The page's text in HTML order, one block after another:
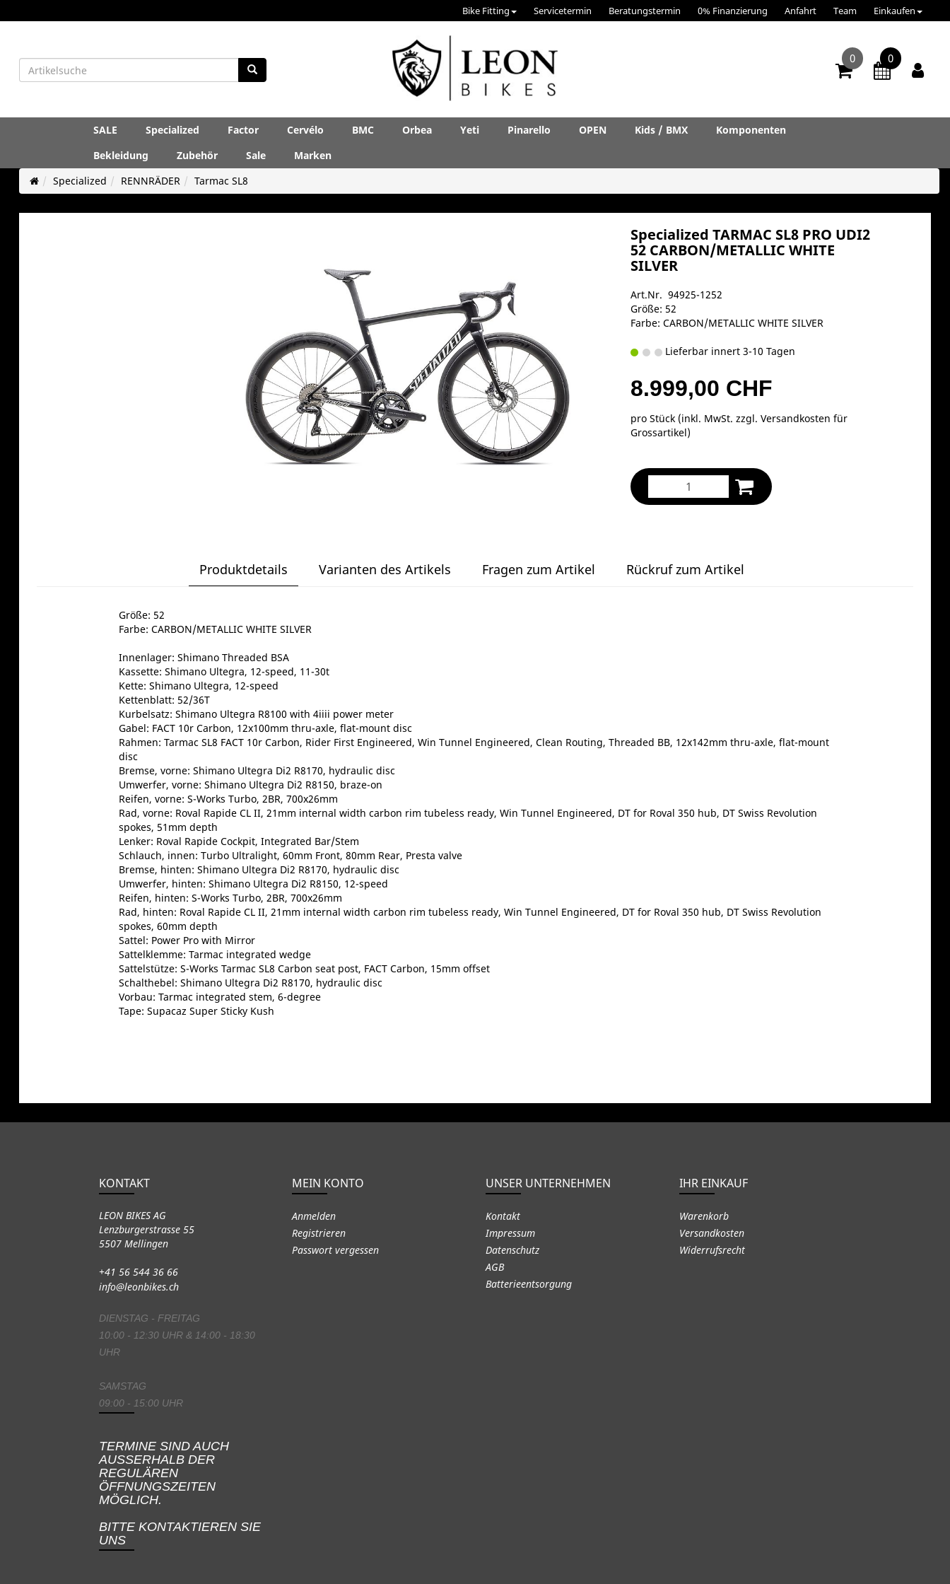
Bike Fitting Servicetermin Beratungstermin 0% Finanzierung Anfahrt Team Einkaufen
0 0
SALE Specialized Factor Cervélo BMC Orbea Yeti Pinarello OPEN Kids / BMX
Komponenten
Bekleidung
Zubehör Sale
Marken
Specialized
RENNRÄDER Tarmac SL8
Specialized TARMAC SL8 PRO UDI2
52 CARBON/METALLIC WHITE
SILVER
Art.Nr. 94925-1252
Größe: 52
Farbe: CARBON/METALLIC WHITE SILVER
Lieferbar innert 3-10 Tagen
8.999,00 CHF
pro Stück (inkl. MwSt. zzgl.Versandkosten für
Grossartikel)
Produktdetails Varianten des Artikels Fragen zum Artikel Rückruf zum Artikel
Größe: 52
Farbe: CARBON/METALLIC WHITE SILVER
Innenlager: Shimano Threaded BSA
Kassette: Shimano Ultegra, 12-speed, 11-30t
Kette: Shimano Ultegra, 12-speed
Kettenblatt: 52/36T
Kurbelsatz: Shimano Ultegra R8100 with 4iiii power meter
Gabel: FACT 10r Carbon, 12x100mm thru-axle, flat-mount disc
Rahmen: Tarmac SL8 FACT 10r Carbon, Rider First Engineered, Win Tunnel Engineered, Clean Routing, Threaded BB, 12x142mm thru-axle, flat-mount
disc
Bremse, vorne: Shimano Ultegra Di2 R8170, hydraulic disc
Umwerfer, vorne: Shimano Ultegra Di2 R8150, braze-on
Reifen, vorne: S-Works Turbo, 2BR, 700x26mm
Rad, vorne: Roval Rapide CL II, 21mm internal width carbon rim tubeless ready, Win Tunnel Engineered, DT for Roval 350 hub, DT Swiss Revolution
spokes, 51mm depth
Lenker: Roval Rapide Cockpit, Integrated Bar/Stem
Schlauch, innen: Turbo Ultralight, 60mm Front, 80mm Rear, Presta valve
Bremse, hinten: Shimano Ultegra Di2 R8170, hydraulic disc
Umwerfer, hinten: Shimano Ultegra Di2 R8150, 12-speed
Reifen, hinten: S-Works Turbo, 2BR, 700x26mm
Rad, hinten: Roval Rapide CL II, 21mm internal width carbon rim tubeless ready, Win Tunnel Engineered, DT for Roval 350 hub, DT Swiss Revolution
spokes, 60mm depth
Sattel: Power Pro with Mirror
Sattelklemme: Tarmac integrated wedge
Sattelstütze: S-Works Tarmac SL8 Carbon seat post, FACT Carbon, 15mm offset
Schalthebel: Shimano Ultegra Di2 R8170, hydraulic disc
Vorbau: Tarmac integrated stem, 6-degree
Tape: Supacaz Super Sticky Kush
KONTAKT
LEON BIKES AG
Lenzburgerstrasse 55
5507 Mellingen
+41 56 544 36 66
info@leonbikes.ch
DIENSTAG - FREITAG
10:00 - 12:30 UHR & 14:00 - 18:30
UHR
SAMSTAG
09:00 - 15:00 UHR
TERMINE SIND AUCH
AUSSERHALB DER
REGULÄREN
ÖFFNUNGSZEITEN
MÖGLICH.
BITTE KONTAKTIEREN SIE
UNS
MEIN KONTO
Anmelden
Registrieren
Passwort vergessen
UNSER UNTERNEHMEN
Kontakt
Impressum
Datenschutz
AGB
Batterieentsorgung
IHR EINKAUF
Warenkorb
Versandkosten
Widerrufsrecht